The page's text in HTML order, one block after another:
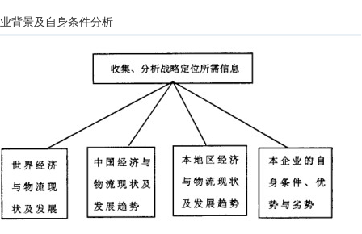
背景及自身条件分析